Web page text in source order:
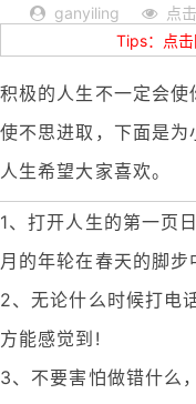
ganyiling 点
Tips：点
积极的人生不一定会
使不思进取，下面是
人生希望大家喜欢。
1、打开人生的第一页
月的年轮在春天的脚步
2、无论什么时候打电
方能感觉到!
3、不要害怕做错什么